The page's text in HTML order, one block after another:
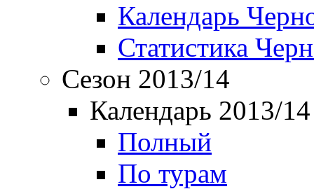
Календарь
Статистика
Сезон 2013/14
Календарь 2013/14
Полный
По турам